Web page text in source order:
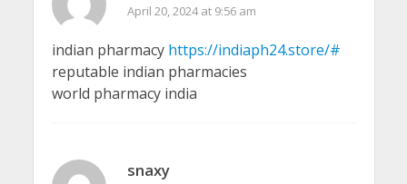
April 20, 2024 at 9:56 am
indian pharmacy https://indiaph24.store/#
reputable indian pharmacies
world pharmacy india
snaxy